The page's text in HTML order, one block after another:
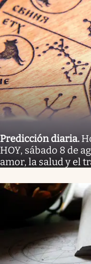
Predicción diaria.
HOY, sábado 8 de
amor, la salud y el